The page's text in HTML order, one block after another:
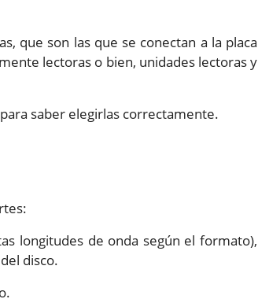
que son las que se conectan a la placa
lectoras o bien, unidades lectoras y
saber elegirlas correctamente.
longitudes de onda según el formato),
disco.